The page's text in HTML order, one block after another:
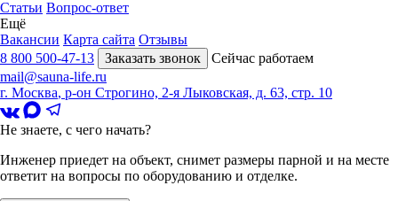
Статьи Вопрос-ответ
Ещё
Вакансии Карта сайта Отзывы
8 800 500-47-13
Заказать звонок
Сейчас работаем
mail@sauna-life.ru
г. Москва, р-он Строгино, 2-я Лыковская, д. 63, стр. 10
Не знаете, с чего начать?
Инженер приедет на объект, снимет размеры парной и на месте
ответит на вопросы по оборудованию и отделке.